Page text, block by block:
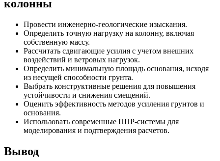
колонны
Провести инженерно-геологические изыскания.
Определить точную нагрузку на колонну, включая
собственную массу.
Рассчитать сдвигающие усилия с учетом внешних
воздействий и ветровых нагрузок.
Определить минимальную площадь основания, исходя
из несущей способности грунта.
Выбрать конструктивные решения для повышения
устойчивости и снижения смещений.
Оценить эффективность методов усиления грунтов и
основания.
Использовать современные ППР-системы для
моделирования и подтверждения расчетов.
Вывод